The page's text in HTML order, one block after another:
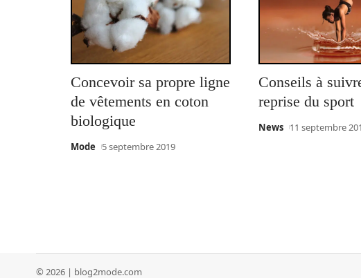
Concevoir sa propre ligne
de vêtements en coton
biologique
Mode 5 septembre 2019
Conseils à
reprise du sport
News 11 septembre
© 2026 | blog2mode.com